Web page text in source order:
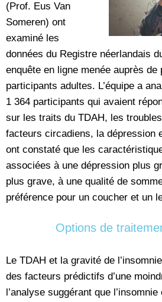
(Prof. Eus Van
Someren) ont
examiné les
données du Registre néerlandais
enquête en ligne menée auprès
participants adultes. L’équipe a
1 364 participants qui avaient
sur les traits du TDAH, les
facteurs circadiens, la dépression
ont constaté que les
associées à une dépression plus
plus grave, à une qualité de
préférence pour un coucher et un
Options de
Le TDAH et la gravité de
des facteurs prédictifs d’une
l’analyse suggérant que